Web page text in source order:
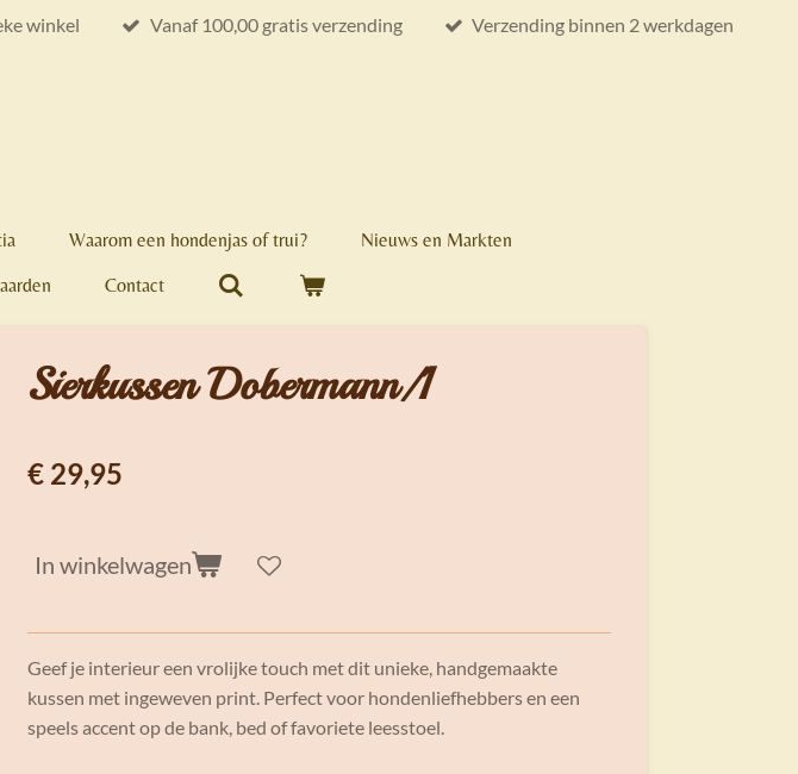
winkel Vanaf 100,00 gratis verzending Verzending binnen 2 werkdagen
Waarom een hondenjas of trui?
Nieuws en Markten
Contact
Sierkussen Dobermann/1
€ 29,95
In winkelwagen
Geef je interieur een vrolijke touch met dit unieke, handgemaakte
kussen met ingeweven print. Perfect voor hondenliefhebbers en een
speels accent op de bank, bed of favoriete leesstoel.